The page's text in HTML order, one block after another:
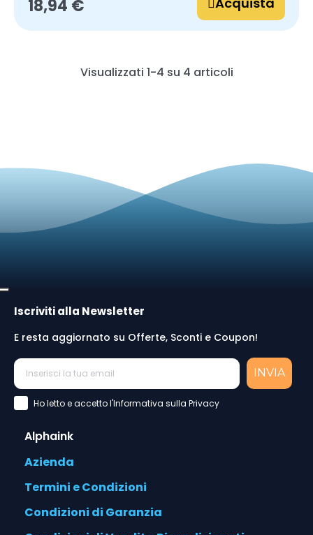
18,94 €
Visualizzati 1-4 su 4 articoli
Iscriviti alla Newsletter
E resta aggiornato su Offerte, Sconti e Coupon!
INVIA
Accettazione Privacy Policy
Ho letto e accetto l'Informativa sulla Privacy
Alphaink
Azienda
Termini e Condizioni
Condizioni di Garanzia